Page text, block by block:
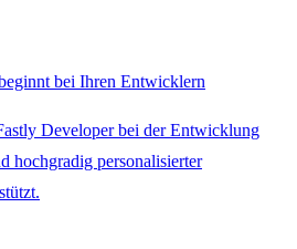
bei Ihren Entwicklern
Developer bei der Entwicklung
hochgradig personalisierter